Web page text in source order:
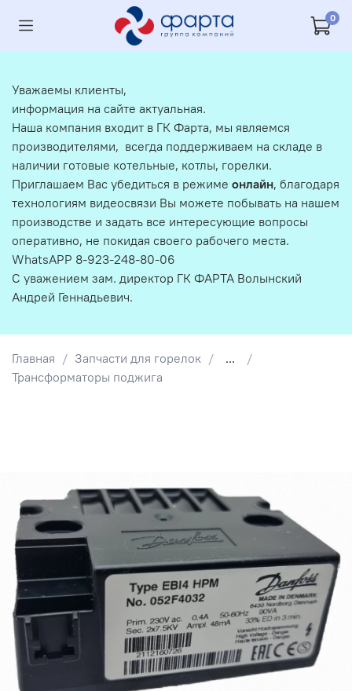
0
Главная Запчасти для горелок
...
Трансформаторы поджига
Уважаемы клиенты,
информация на сайте актуальная.
Наша компания входит в ГК Фарта, мы являемся
производителями, всегда поддерживаем на складе в
наличии готовые котельные, котлы, горелки.
Приглашаем Вас убедиться в режиме онлайн, благодаря
технологиям видеосвязи Вы можете побывать на нашем
производстве и задать все интересующие вопросы
оперативно, не покидая своего рабочего места.
WhatsAPP 8-923-248-80-06
С уважением зам. директор ГК ФАРТА Волынский
Андрей Геннадьевич.